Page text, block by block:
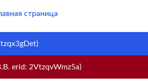
страница
erid: 2VtzqvWmz5a)